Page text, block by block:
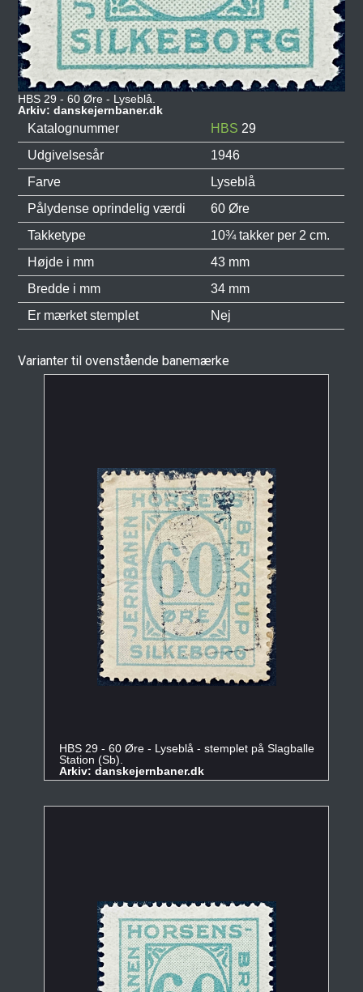
HBS 29 - 60 Øre - Lyseblå.
Arkiv: danskejernbaner.dk
Katalognummer HBS 29
Udgivelsesår
1946
Farve
Lyseblå
Pålydense oprindelig værdi
60 Øre
Takketype
10¾ takker per 2 cm.
Højde i mm
43 mm
Bredde i mm
34 mm
Er mærket stemplet
Nej
Varianter til ovenstående banemærke
HBS 29 - 60 Øre - Lyseblå - stemplet på Slagballe
Station (Sb).
Arkiv: danskejernbaner.dk